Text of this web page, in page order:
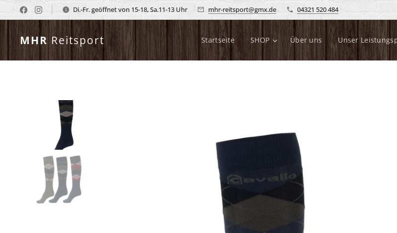
Di.-Fr. geöffnet von 15-18, Sa.11-13 Uhr mhr-reitsport@gmx.de 04321 520 484
MHR Reitsport Startseite SHOP Über uns Unser